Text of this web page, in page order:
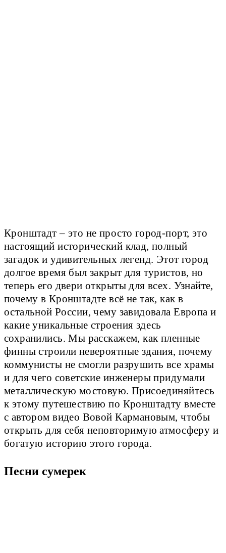
Кронштадт – это не просто город-порт, это
настоящий исторический клад, полный
загадок и удивительных легенд. Этот город
долгое время был закрыт для туристов, но
теперь его двери открыты для всех. Узнайте,
почему в Кронштадте всё не так, как в
остальной России, чему завидовала Европа и
какие уникальные строения здесь
сохранились. Мы расскажем, как пленные
финны строили невероятные здания, почему
коммунисты не смогли разрушить все храмы
и для чего советские инженеры придумали
металлическую мостовую. Присоединяйтесь
к этому путешествию по Кронштадту вместе
с автором видео Вовой Кармановым, чтобы
открыть для себя неповторимую атмосферу и
богатую историю этого города.
Песни сумерек